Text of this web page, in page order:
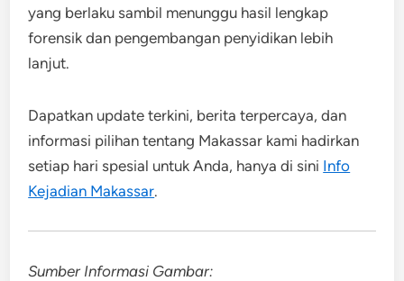
yang berlaku sambil menunggu hasil lengkap
forensik dan pengembangan penyidikan lebih
lanjut.
Dapatkan update terkini, berita terpercaya, dan
informasi pilihan tentang Makassar kami hadirkan
setiap hari spesial untuk Anda, hanya di sini Info
Kejadian Makassar.
Sumber Informasi Gambar: